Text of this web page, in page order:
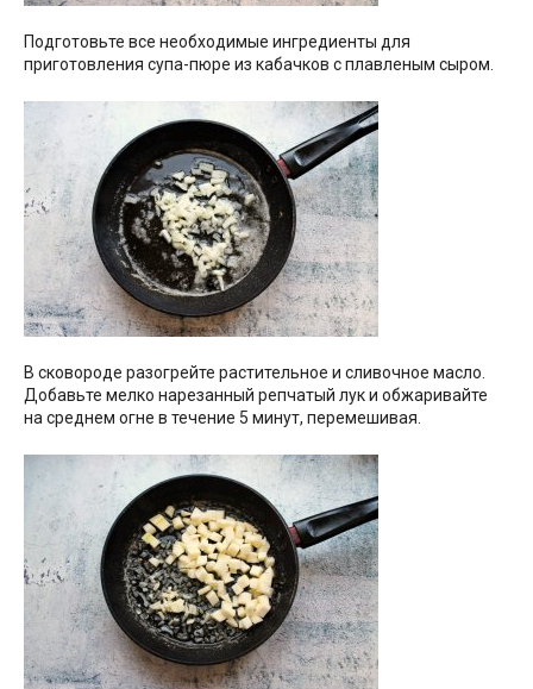
Подготовьте все необходимые ингредиенты для
приготовления супа-пюре из кабачков с плавленым сыром.
В сковороде разогрейте растительное и сливочное масло.
Добавьте мелко нарезанный репчатый лук и обжаривайте
на среднем огне в течение 5 минут, перемешивая.